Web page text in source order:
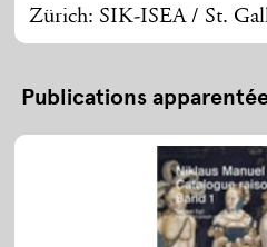
Zürich: SIK-ISEA / St.
Publications